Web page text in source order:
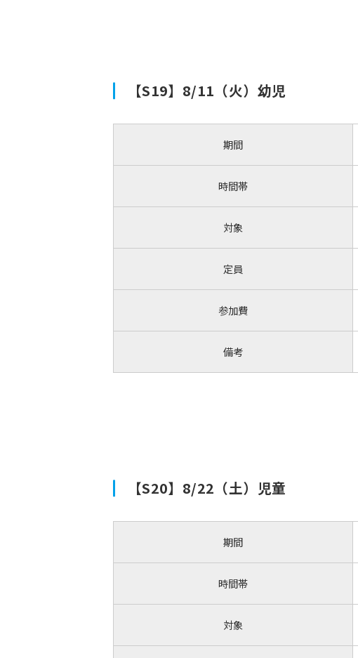
【S19】8/11（火）幼児
期間
時間帯
対象
定員
参加費
備考
【S20】8/22（土）児童
期間
時間帯
対象